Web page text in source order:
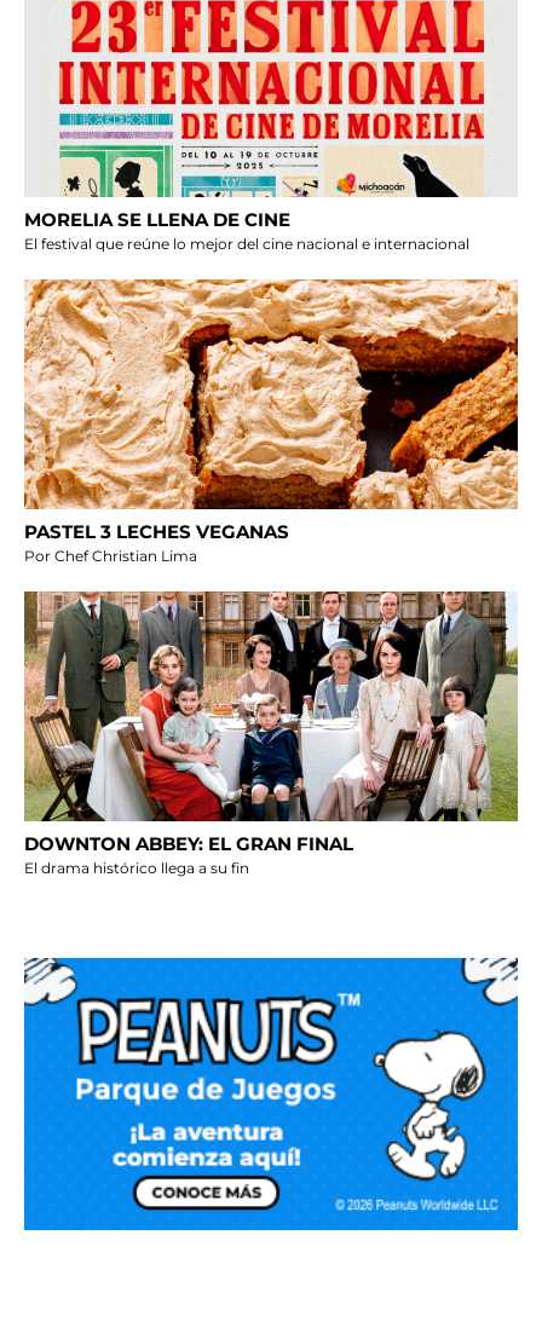
MORELIA SE LLENA DE CINE
El festival que reúne lo mejor del cine nacional e internacional
PASTEL 3 LECHES VEGANAS
Por Chef Christian Lima
DOWNTON ABBEY: EL GRAN FINAL
El drama histórico llega a su fin